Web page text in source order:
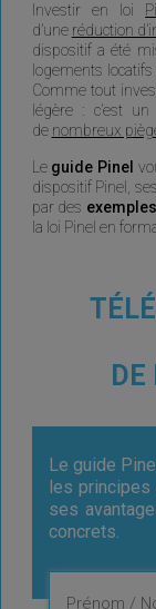
Investir en loi
d’une réduction
dispositif a été
logements
Comme tout
légère : c’est
de nombreux
Le guide Pinel
dispositif Pinel, ses
par des
la loi Pinel en
Le guide
les
ses
concrets.